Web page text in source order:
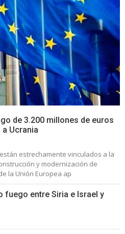
de 3.200 millones de euros
Ucrania
estrechamente vinculados a la
y modernización de
la Unión Europea ap
fuego entre Siria e Israel y